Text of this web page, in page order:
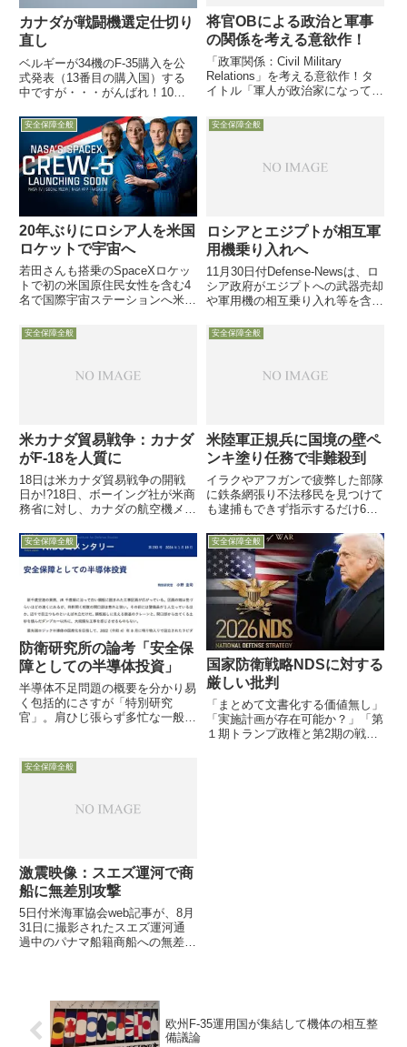
カナダが戦闘機選定仕切り
直し
ベルギーが34機のF-35購入を公
式発表（13番目の購入国）する
中ですが・・・がんばれ！10月
み必要な機数が維持できなくなっ
ているCF-18戦闘機の後継機選定
に関し、提案要求書の案を発表
し、年末までに質問や意見...
将官OBによる政治と軍事
の関係を考える意欲作！
「政軍関係：Civil Military
Relations」を考える意欲作！タ
イトル「軍人が政治家になっては
音か、編集者の人寄せキャッチフ
レーズか？「東京の郊外より」を
月20日に...
安全保障全般
20年ぶりにロシア人を米国
ロケットで宇宙へ
若田さんも搭乗のSpaceXロケッ
トで初の米国原住民女性を含む4
名で国際宇宙ステーションへ米露
で・・・10月5日、フロリダ州か
らSpaceX社のFalcon-9ロケット
打ち上げに成功し...
安全保障全般
ロシアとエジプトが相互軍
用機乗り入れへ
11月30日付Defense-Newsは、ロ
シア政府がエジプトへの武器売却
や軍用機の相互乗り入れ等を含む
シア政府のwebサイトに公開した
安全保障全般
米カナダ貿易戦争：カナダ
がF-18を人質に
18日は米カナダ貿易戦争の開戦
日か!?18日、ボーイング社が米商
務省に対し、カナダの航空機メー
が不当ダンピングだと訴えたこと
に対し、カナダ外相がボーイング
製FA-18購入計画（18機）の見直
安全保障全般
米陸軍正規兵に国境の壁ペ
ンキ塗り任務で非難殺到
イラクやアフガンで疲弊した部隊
に鉄条網張り不法移民を見つけて
も逮捕もできず指示するだけ6日
領の指示でメキシコ国境の壁に派
遣されている米陸軍や海兵隊の正
規兵が、7日から国境フェンスの
ペンキ塗りにも従事...
安全保障全般
防衛研究所の論考「安全保
障としての半導体投資」
半導体不足問題の概要を分かり易
く包括的にさすが「特別研究
官」。肩ひじ張らず多忙な一般人
組みで、小野圭司・特別研究官に
よる7ページの解説論考「安全保
安全保障全般
国家防衛戦略NDSに対する
厳しい批判
「まとめて文書化する価値無し」
「実施計画が存在可能か？」「第
１期トランプ政権と第2期の戦
安全保障全般
激震映像：スエズ運河で商
船に無差別攻撃
5日付米海軍協会web記事が、8月
31日に撮影されたスエズ運河通
過中のパナマ船籍商船への無差別
欧州F-35運用国が集結して機体の相互整
備議論